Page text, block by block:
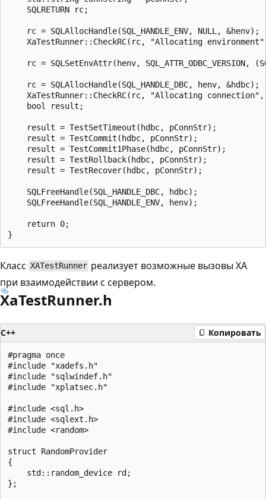
Класс XATestRunner реализует возможные вызовы XA
при взаимодействии с сервером.
XaTestRunner.h
C++ Копировать
#pragma once
#include "xadefs.h"
#include "sqlwindef.h"
#include "xplatsec.h"
#include <sql.h>
#include <sqlext.h>
#include <random>
struct RandomProvider
{
    std::random_device rd;
};